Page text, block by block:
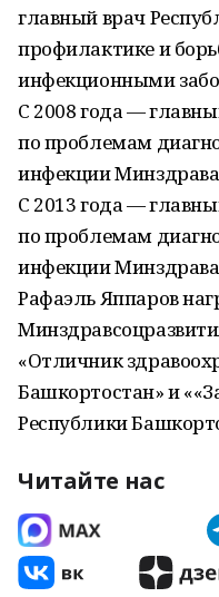
главный врач
профилактике и
инфекционными
С 2008 года —
по проблемам
инфекции
С 2013 года —
по проблемам
инфекции
Рафаэль Яппаров
«Отличник
Башкортостан» и
Республики
Читайте нас